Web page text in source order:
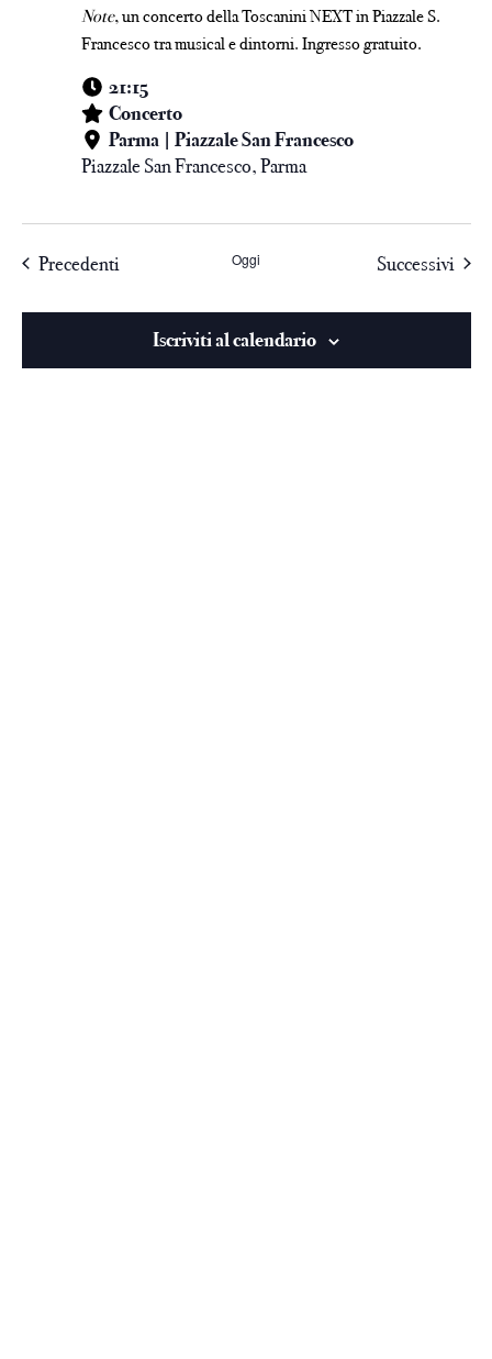
Note, un concerto della Toscanini NEXT in Piazzale S.
Francesco tra musical e dintorni. Ingresso gratuito.
21:15
Concerto
Parma | Piazzale San Francesco
Piazzale San Francesco, Parma
Precedenti Oggi Successivi
Iscriviti al calendario